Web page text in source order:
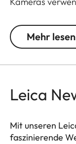
Das Kamera-
-
- Soft Release
-
Mehr lesen
Leica
Mit unseren
faszinierende